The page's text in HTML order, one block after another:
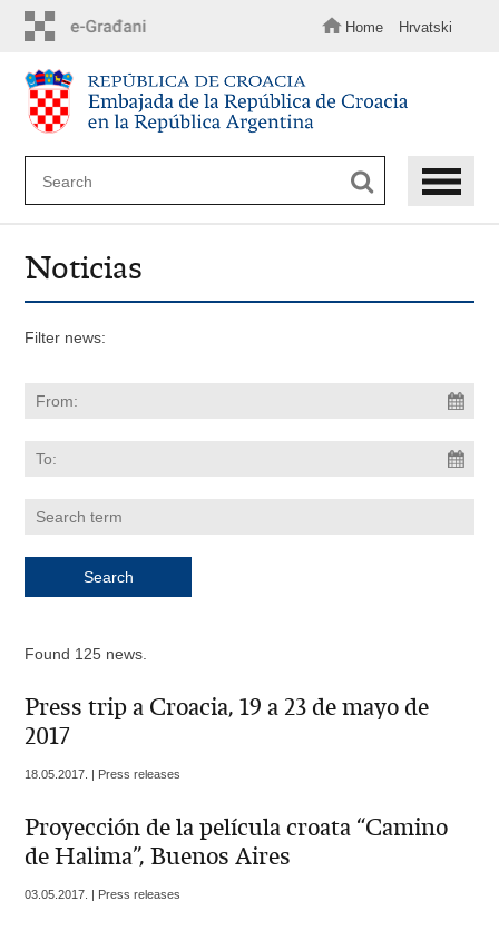
content
Home Hrvatski
Noticias
Filter news:
Found 125 news.
Press trip a Croacia, 19 a 23 de mayo de
2017
18.05.2017. | Press releases
Proyección de la película croata “Camino
de Halima”, Buenos Aires
03.05.2017. | Press releases